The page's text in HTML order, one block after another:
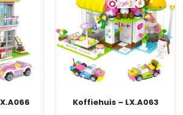
Koffiehuis – LX.A063